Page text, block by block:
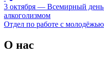
3 октября — Всемирный день
алкоголизмом
Отдел по работе с молодёжью
О нас